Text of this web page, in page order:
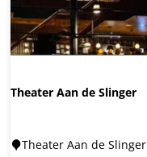
Theater Aan de Slinger
T Theater Aan de Slinger